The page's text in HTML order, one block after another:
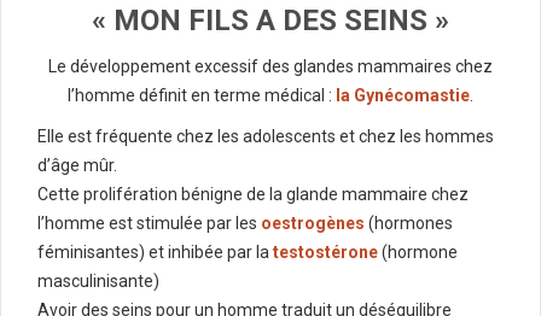
« MON FILS A DES SEINS »
Le développement excessif des glandes mammaires chez
l’homme définit en terme médical : la Gynécomastie
Elle est fréquente chez les adolescents et chez les hommes
d’âge mûr.
Cette prolifération bénigne de la glande mammaire chez
l’homme est stimulée par les oestrogènes (hormones
féminisantes) et inhibée par la testostérone(hormone
masculinisante)
Avoir des seins pour un homme traduit un déséquilibre